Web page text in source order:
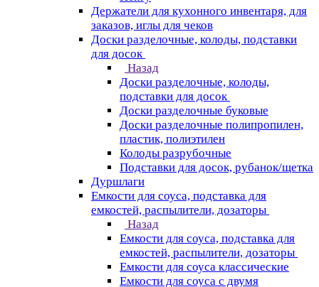
Держатели для кухонного инвентаря, для
заказов, иглы для чеков
Доски разделочные, колоды, подставки
для досок
Назад
Доски разделочные, колоды,
подставки для досок
Доски разделочные буковые
Доски разделочные полипропилен,
пластик, полиэтилен
Колоды разрубочные
Подставки для досок, рубанок/щетка
Дуршлаги
Емкости для соуса, подставка для
емкостей, распылители, дозаторы
Назад
Емкости для соуса, подставка для
емкостей, распылители, дозаторы
Емкости для соуса классические
Емкости для соуса с двумя